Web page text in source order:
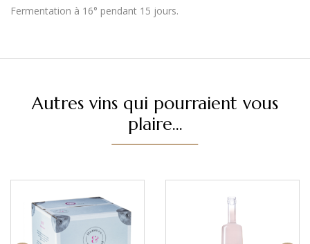
Fermentation à 16° pendant 15 jours.
Autres vins qui pourraient vous
plaire...